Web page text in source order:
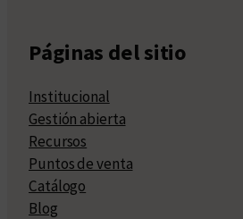
Páginas del sitio
Institucional
Gestión abierta
Recursos
Puntos de venta
Catálogo
Blog